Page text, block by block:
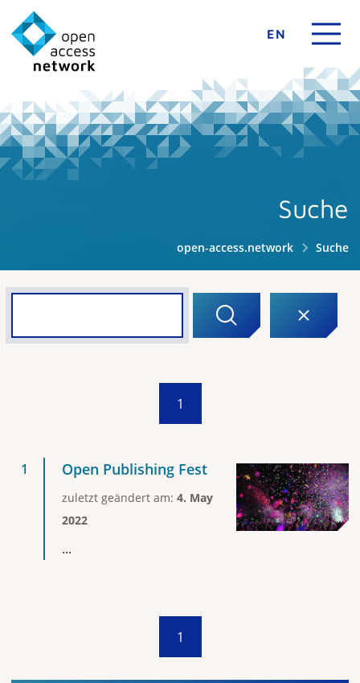
EN
Suche
open-access.network Suche
1
Open Publishing Fest
zuletzt geändert am: 4. May
2022
...
1